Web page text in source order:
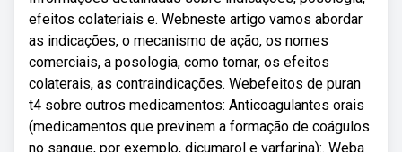
efeitos colateriais e. Webneste artigo vamos abordar
as indicações, o mecanismo de ação, os nomes
comerciais, a posologia, como tomar, os efeitos
colaterais, as contraindicações. Webefeitos de puran
t4 sobre outros medicamentos: Anticoagulantes orais
(medicamentos que previnem a formação de coágulos
no sangue, por exemplo, dicumarol e varfarina):. Weba